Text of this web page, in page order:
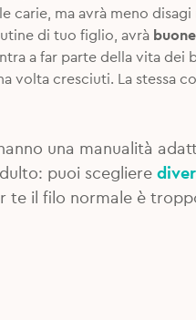
carie, ma avrà meno
di tuo figlio, avrà
a far parte della vita
volta cresciuti. La stessa
una manualità
puoi scegliere
te il filo normale è